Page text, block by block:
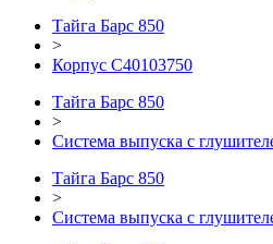
Тайга Барс 850
>
Корпус С40103750
Тайга Барс 850
>
Система выпуска с
Тайга Барс 850
>
Система выпуска с